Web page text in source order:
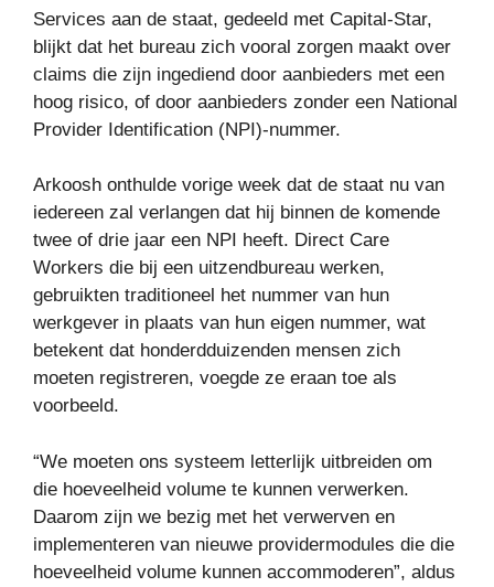
Services aan de staat, gedeeld met Capital-Star,
blijkt dat het bureau zich vooral zorgen maakt over
claims die zijn ingediend door aanbieders met een
hoog risico, of door aanbieders zonder een National
Provider Identification (NPI)-nummer.
Arkoosh onthulde vorige week dat de staat nu van
iedereen zal verlangen dat hij binnen de komende
twee of drie jaar een NPI heeft. Direct Care
Workers die bij een uitzendbureau werken,
gebruikten traditioneel het nummer van hun
werkgever in plaats van hun eigen nummer, wat
betekent dat honderdduizenden mensen zich
moeten registreren, voegde ze eraan toe als
voorbeeld.
“We moeten ons systeem letterlijk uitbreiden om
die hoeveelheid volume te kunnen verwerken.
Daarom zijn we bezig met het verwerven en
implementeren van nieuwe providermodules die die
hoeveelheid volume kunnen accommoderen”, aldus